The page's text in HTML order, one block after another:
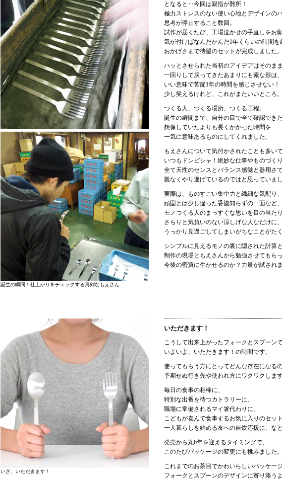
となると‥今回は親指が難所！
極力ストレスのない使い心地とデザインの
思考が停止すること数回。
試作が届くたび、工場泣かせの手直しをお願
気が付けばなんだかんだ1年くらいの時間を
おかげさまで待望のセットが完成しました。
ハッとさせられた当初のアイデアはそのまま
一回りして戻ってきたあまりにも素な形は、
いい意味で苦節1年の時間を感じさせない！
少し笑えるけれど、これがまたいいところ。
つくる人、つくる場所、つくる工程。
誕生の瞬間まで、自分の目で全て確認できた
想像していたよりも長くかかった時間を
一気に意味あるものにしてくれました。
もえさんについて気付かされたことも多いで
いつもドンピシャ！絶妙な仕事やものづくり
全て天性のセンスとバランス感覚と器用さ
難なくやり遂げているのではと思っていまし
実際は、ものすごい集中力と繊細な気配り、
頑固とは少し違った妥協知らずの一面など、
モノつくる人のまっすぐな思いを目の当た
さらりと気負いのない涼しげな人なだけに、
うっかり見過ごしてしまいがちなことがた
シンプルに見えるモノの裏に隠された計算
制作の現場ともえさんから勉強させてもら
今後の密買に生かせるのか？力量が試されま
誕生の瞬間！仕上がりをチェックする真剣なもえさん
いただきます！
こうして出来上がったフォークとスプーンで
いよいよ、いただきます！の時間です。
使ってもらう方にとってどんな存在になるの
予期せぬ行き先や使われ方にワクワクします
毎日の食事の相棒に、
特別な出番を待つカトラリーに、
職場に常備されるマイ箸代わりに、
こどもが喜んで食事するお気に入りのセット
一人暮らしを始める友への自炊応援に、など
発売から丸6年を迎えるタイミングで、
このたびパッケージの変更にも挑みました。
これまでのお茶目でかわいらしいパッケージ
フォークとスプーンのデザインに寄り添う
いざ、いただきます！